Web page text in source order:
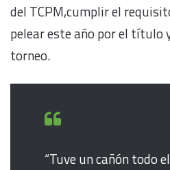
del TCPM,cumplir el
pelear este año por el título
torneo.
“Tuve un cañón todo